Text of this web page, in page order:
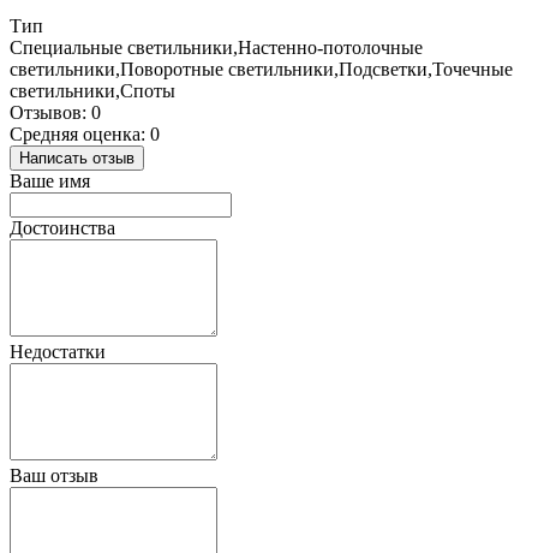
Тип
Специальные светильники,Настенно-потолочные
светильники,Поворотные светильники,Подсветки,Точечные
светильники,Споты
Отзывов: 0
Средняя оценка: 0
Написать отзыв
Ваше имя
Достоинства
Недостатки
Ваш отзыв